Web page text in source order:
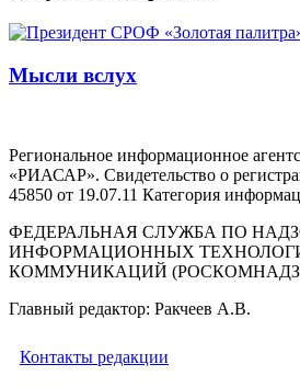
Мысли вслух
Региональное информационное
«РИАСАР». Свидетельство о
45850 от 19.07.11 Категория
ФЕДЕРАЛЬНАЯ СЛУЖБА ПО
ИНФОРМАЦИОННЫХ
КОММУНИКАЦИЙ
Главный редактор: Ракчеев А.В.
Контакты редакции